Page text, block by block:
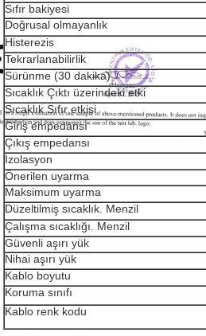
Sıfır bakiyesi
Doğrusal olmayanlık
Histerezis
Tekrarlanabilirlik
Sürünme (30 dakika)
Sıcaklık Çıktı üzerindeki etki
Sıcaklık Sıfır etkisi
Giriş empedansı
Çıkış empedansı
Izolasyon
Önerilen uyarma
Maksimum uyarma
Düzeltilmiş sıcaklık. Menzil
Çalışma sıcaklığı. Menzil
Güvenli aşırı yük
Nihai aşırı yük
Kablo boyutu
Koruma sınıfı
Kablo renk kodu